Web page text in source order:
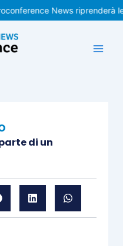
News riprenderà le
di un